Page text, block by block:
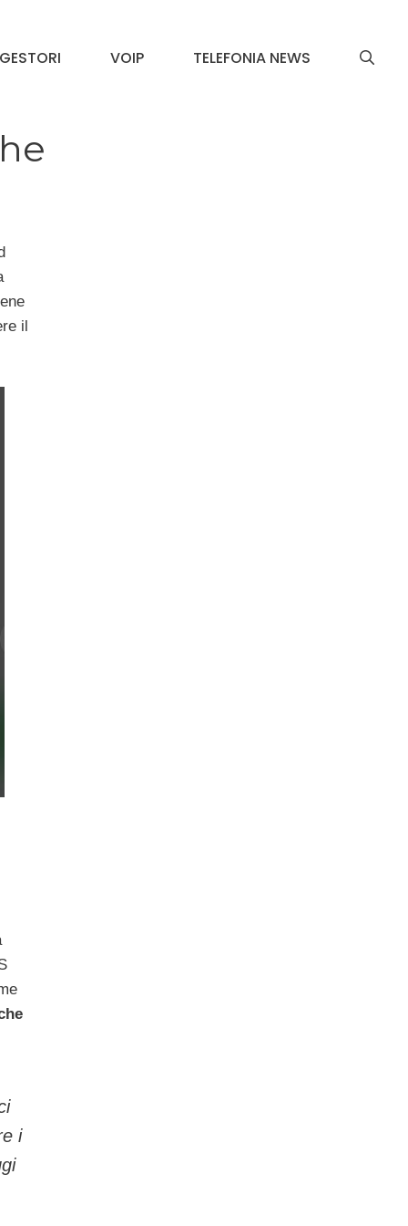
GESTORI VOIP TELEFONIA NEWS
il
i